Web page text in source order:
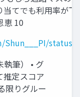
てでも利用率が
恵 10
status/
執筆） • グ
推定スコア
限りグルー